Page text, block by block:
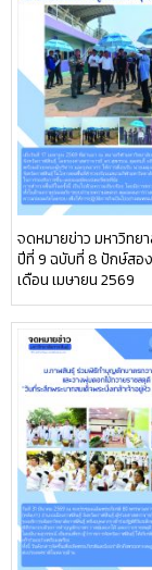
จดหมายข่าว มหาวิทย
ปีที่ 9 ฉบับที่ 8 ปักษ์สอ
เดือน เมษายน 2569